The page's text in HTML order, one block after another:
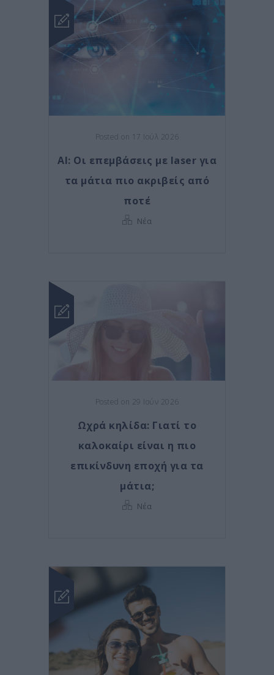
Posted on 17 Ιούλ 2026
AI: Οι επεμβάσεις με laser για
τα μάτια πιο ακριβείς από
ποτέ
Νέα
Posted on 29 Ιούν 2026
Ωχρά κηλίδα: Γιατί το
καλοκαίρι είναι η πιο
επικίνδυνη εποχή για τα
μάτια;
Νέα